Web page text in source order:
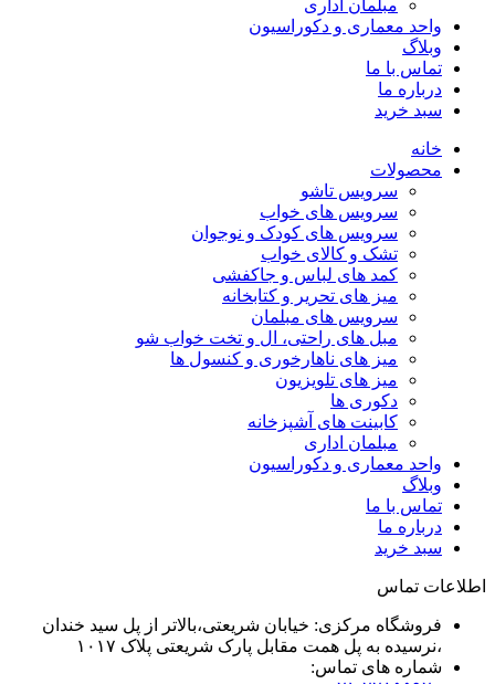
مبلمان اداری
واحد معماری و دکوراسیون
وبلاگ
تماس با ما
درباره ما
سبد خرید
خانه
محصولات
سرویس تاشو
سرویس های خواب
سرویس های کودک و نوجوان
تشک و کالای خواب
کمد های لباس و جاکفشی
میز های تحریر و کتابخانه
سرویس های مبلمان
مبل های راحتی، ال و تخت خواب شو
میز های ناهارخوری و کنسول ها
میز های تلویزیون
دکوری ها
کابینت های آشپزخانه
مبلمان اداری
واحد معماری و دکوراسیون
وبلاگ
تماس با ما
درباره ما
سبد خرید
اطلاعات تماس
فروشگاه مرکزی: خیابان شریعتی،بالاتر از پل سید خندان
،نرسیده به پل همت مقابل پارک شریعتی پلاک ۱۰۱۷
شماره های تماس: